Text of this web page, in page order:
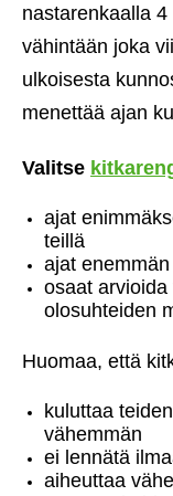
nastarenkaalla
vähintään joka
ulkoisesta
menettää ajan
Valitse
ajat
teillä
ajat
osaat
olosuhteiden
Huomaa, että
kuluttaa
vähemmän
ei lennätä
aiheuttaa